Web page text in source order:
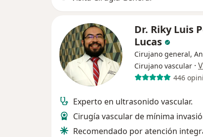
Dr. Riky Luis
Lucas
Cirujano general,
Cirujano vascular ·
446
Experto en ultrasonido vascular.
Cirugía vascular de mínima
Recomendado por atención